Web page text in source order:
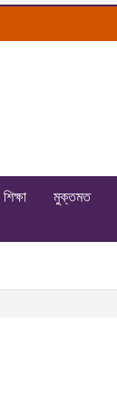
শিক্ষা মুক্তমত